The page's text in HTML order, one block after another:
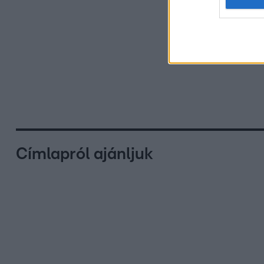
Címlapról ajánljuk